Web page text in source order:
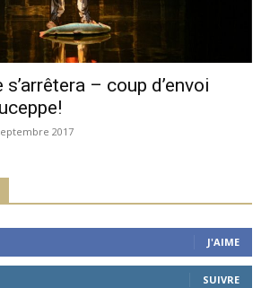
– coup d’envoi
2017
J'AIME
SUIVRE